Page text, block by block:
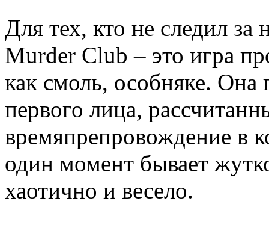
Для тех, кто не следил
Murder Club – это игра
как смоль, особняке. Она
первого лица,
времяпрепровождение в
один момент бывает
хаотично и весело.